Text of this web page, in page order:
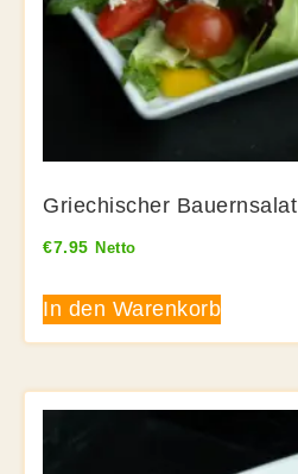
Griechischer Bauernsalat
€7.95 Netto
In den Warenkorb